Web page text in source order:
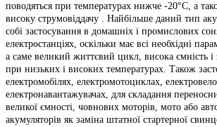
поводяться при температурах нижче -20°C, а
високу струмовіддачу . Найбільше даний тип
собі застосування в домашніх і промислових
електростанціях, оскільки має всі необхідні
а саме великий життєвий цикл, висока ємність і
при низьких і високих температурах. Також
електромобілях, електромотоциклах,
електронавантажувачах, для складання
великої ємності, човнових моторів, мото або
акумуляторів як заміна штатної стартерної